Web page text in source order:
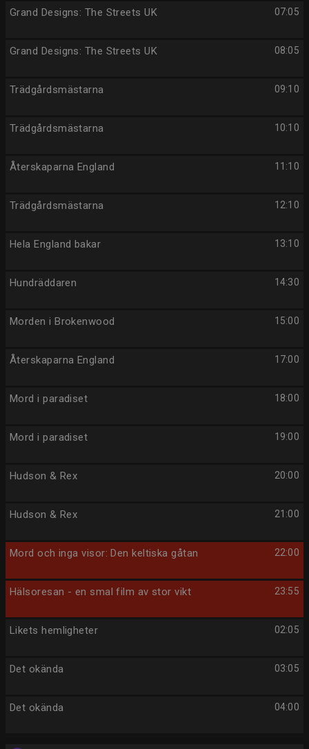
07:05
Grand Designs: The Streets UK
08:05
Grand Designs: The Streets UK
09:10
Trädgårdsmästarna
10:10
Trädgårdsmästarna
11:10
Återskaparna England
12:10
Trädgårdsmästarna
13:10
Hela England bakar
14:30
Hundräddaren
15:00
Morden i Brokenwood
17:00
Återskaparna England
18:00
Mord i paradiset
19:00
Mord i paradiset
20:00
Hudson & Rex
21:00
Hudson & Rex
22:00
Mord och inga visor: Den keltiska gåtan
23:55
Hälsoresan - en smal film av stor vikt
02:05
Likets hemligheter
03:05
Det okända
04:00
Det okända